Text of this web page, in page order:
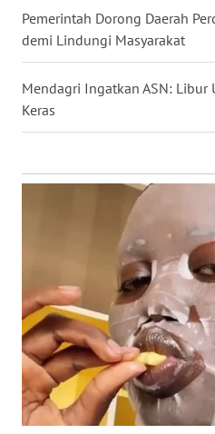
Pemerintah Dorong Daerah
demi Lindungi Masyarakat
Mendagri Ingatkan ASN: Libur
Keras
KALBAR
WN
WN
SULSEL
WN
GORONTALO